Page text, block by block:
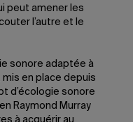
peut amener les
l’autre et le
sonore adaptée à
mis en place depuis
d’écologie sonore
Raymond Murray
à acquérir au